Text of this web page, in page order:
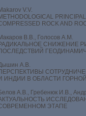
V.V.
ROCK AND
В.В., Голосов А.М.
СНИЖЕНИЕ
А.В.
ИНДИИ В ОБЛАСТИ
А.В., Гребенюк И.В.,
ЭТАПЕ